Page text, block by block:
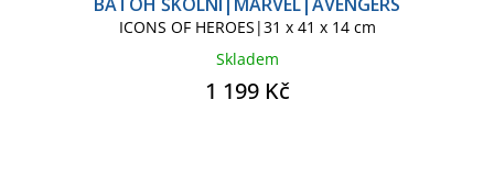
ICONS OF HEROES|31 x 41 x 14 cm
Skladem
1 199 Kč